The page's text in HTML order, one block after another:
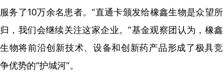
服务了10万余名患者。“直通卡颁发给橡鑫生物是众望所
归，我们会继续关注这家企业。”基金观察团认为，橡鑫
生物将前沿创新技术、设备和创新药产品形成了极具竞
争优势的“护城河”。